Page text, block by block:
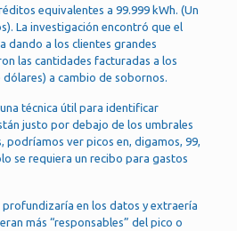
equivalentes a 99.999 kWh. (Un
La investigación encontró que el
dando a los clientes grandes
las cantidades facturadas a los
a cambio de sobornos.
técnica útil para identificar
justo por debajo de los umbrales
podríamos ver picos en, digamos, 99,
se requiera un recibo para gastos
en los datos y extraería
más “responsables” del pico o